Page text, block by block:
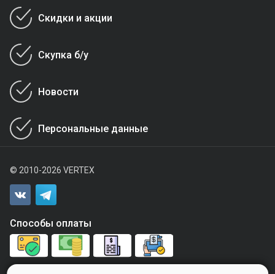
Скидки и акции
Скупка б/у
Новости
Персональные данные
© 2010-2026 VERTEX
Способы оплаты